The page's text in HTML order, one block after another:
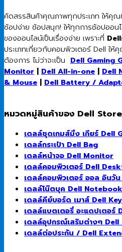
คัดสรรสินค้าคุณภาพทุกประเภท ให้คุณ
ช้อปง่าย ช้อปสนุก! ให้ทุกการช้อปออน
ของออนไลน์เป็นเรื่องง่าย เพราะที่
ประเภทเกี่ยวกับคอมพิวเตอร์ Dell ให้
ต้องการ ไม่ว่าจะเป็น Dell Gaming
Monitor | Dell All-in-one | Dell
& Mouse | Dell Battery /
หมวดหมู่สินค้าของ Dell
เดลล์ชุดเกมส์มิ่ง เกียร์ Dell
เดลล์กระเป๋า Dell Bag
เดลล์หน้าจอ Dell Monitor
เดลล์คอมพิวเตอร์ Dell
เดลล์คอมพิวเตอร์ ออล อินวั
เดลล์โน๊ตบุค Dell Notebook
เดลล์คีย์บอร์ด เมาส์ Dell
เดลล์แบตเตอรี่ อะแดปเตอ
เดลล์อุปกรณ์เสริมต่างๆ
เดลล์ต่อประกัน / Dell